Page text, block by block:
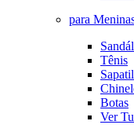
para
Tênis
Botas
Ver